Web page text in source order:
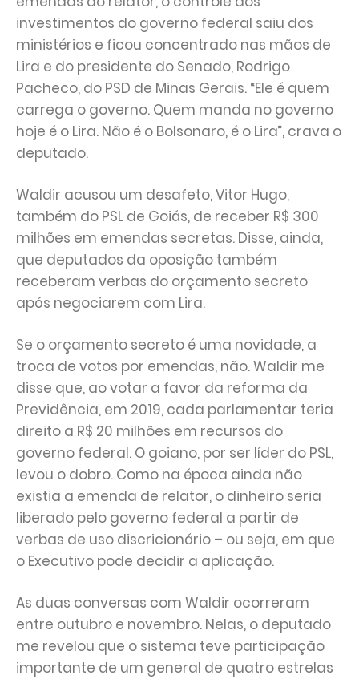
investimentos do governo federal saiu dos
ministérios e ficou concentrado nas mãos de
Lira e do presidente do Senado, Rodrigo
Pacheco, do PSD de Minas Gerais. “Ele é quem
carrega o governo. Quem manda no governo
hoje é o Lira. Não é o Bolsonaro, é o Lira”, crava o
deputado.
Waldir acusou um desafeto, Vitor Hugo,
também do PSL de Goiás, de receber R$ 300
milhões em emendas secretas. Disse, ainda,
que deputados da oposição também
receberam verbas do orçamento secreto
após negociarem com Lira.
Se o orçamento secreto é uma novidade, a
troca de votos por emendas, não. Waldir me
disse que, ao votar a favor da reforma da
Previdência, em 2019, cada parlamentar teria
direito a R$ 20 milhões em recursos do
governo federal. O goiano, por ser líder do PSL,
levou o dobro. Como na época ainda não
existia a emenda de relator, o dinheiro seria
liberado pelo governo federal a partir de
verbas de uso discricionário – ou seja, em que
o Executivo pode decidir a aplicação.
As duas conversas com Waldir ocorreram
entre outubro e novembro. Nelas, o deputado
me revelou que o sistema teve participação
importante de um general de quatro estrelas